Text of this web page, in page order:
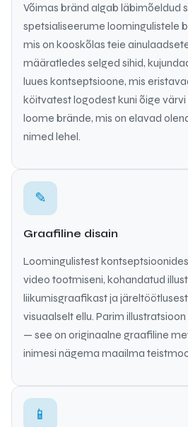
Võimas bränd algab läbimõeldud
spetsialiseerume loomingulistele
mis on kooskõlas teie
määratledes selged sihid,
luues kontseptsioone, mis
köitvatest logodest kuni õige värvi
loome brände, mis on elavad
nimed lehel.
✎️
Graafiline disain
Loomingulistest
video tootmiseni, kohandatud
liikumisgraafikast ja
visuaalselt ellu. Parim
— see on originaalne graafiline
inimesi nägema maailma
📱